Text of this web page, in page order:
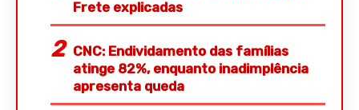
Frete explicadas
CNC: Endividamento das famílias
atinge 82%, enquanto inadimplência
apresenta queda